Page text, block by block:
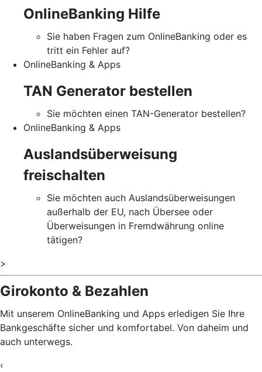
OnlineBanking Hilfe
Sie haben Fragen zum OnlineBanking oder es
tritt ein Fehler auf?
OnlineBanking & Apps
TAN Generator bestellen
Sie möchten einen TAN-Generator bestellen?
OnlineBanking & Apps
Auslandsüberweisung
freischalten
Sie möchten auch Auslandsüberweisungen
außerhalb der EU, nach Übersee oder
Überweisungen in Fremdwährung online
tätigen?
>
Girokonto & Bezahlen
Mit unserem OnlineBanking und Apps erledigen Sie Ihre
Bankgeschäfte sicher und komfortabel. Von daheim und
auch unterwegs.
‹